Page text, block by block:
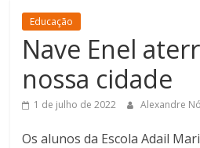
Educação
Nave Enel
nossa cidade
1 de julho de 2022 Alexandre
Os alunos da Escola Adail